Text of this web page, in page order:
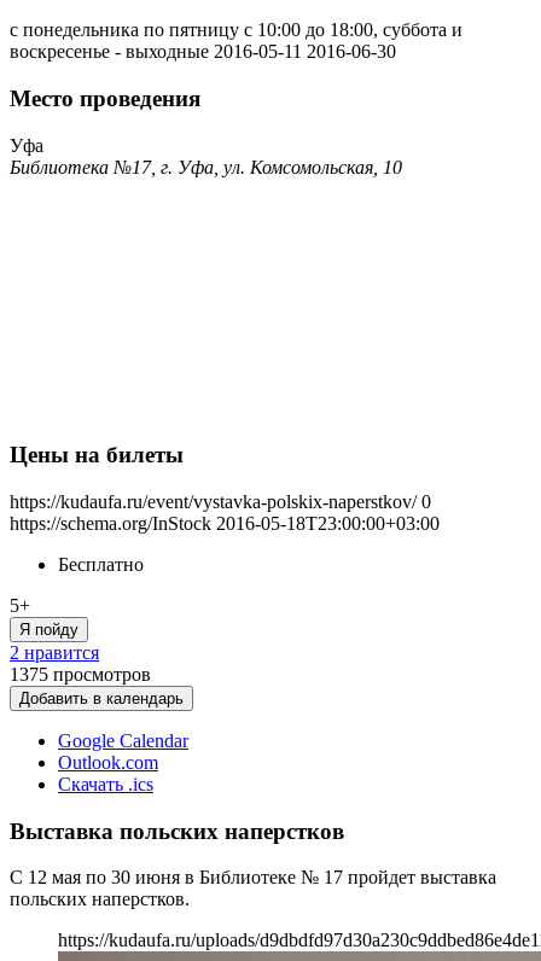
с понедельника по пятницу с 10:00 до 18:00, суббота и
воскресенье - выходные 2016-05-11 2016-06-30
Место проведения
Уфа
Библиотека №17, г. Уфа, ул. Комсомольская, 10
Цены на билеты
https://kudaufa.ru/event/vystavka-polskix-naperstkov/ 0
https://schema.org/InStock 2016-05-18T23:00:00+03:00
Бесплатно
5+
Я пойду
2 нравится
1375 просмотров
Добавить в календарь
Google Calendar
Outlook.com
Скачать .ics
Выставка польских наперстков
С 12 мая по 30 июня в Библиотеке № 17 пройдет выставка
польских наперстков.
https://kudaufa.ru/uploads/